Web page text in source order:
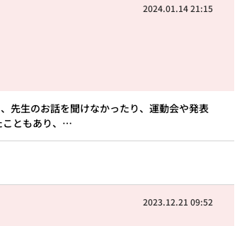
2024.01.14 21:15
先生のお話を聞けなかったり、運動会や発表
こともあり、…
2023.12.21 09:52